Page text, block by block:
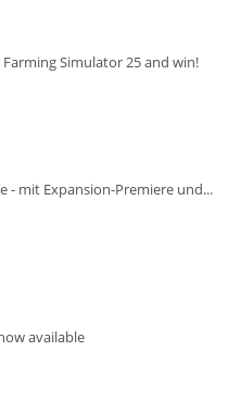
Simulator 25 and win!
- mit Expansion-Premiere und...
available